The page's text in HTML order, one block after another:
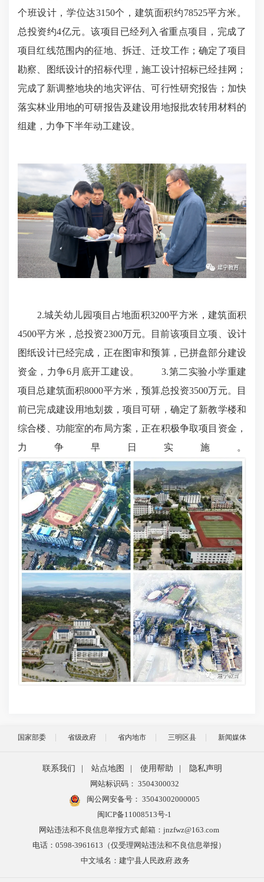
个班设计，学位达3150个，建筑面积约78525平方米。
总投资约4亿元。该项目已经列入省重点项目，完成了
项目红线范围内的征地、拆迁、迁坟工作；确定了项目
勘察、图纸设计的招标代理，施工设计招标已经挂网；
完成了新调整地块的地灾评估、可行性研究报告；加快
落实林业用地的可研报告及建设用地报批农转用材料的
组建，力争下半年动工建设。
2.城关幼儿园项目占地面积3200平方米，建筑面积
4500平方米，总投资2300万元。目前该项目立项、设计
图纸设计已经完成，正在图审和预算，已拼盘部分建设
资金，力争6月底开工建设。 3.第二实验小学重建
项目总建筑面积8000平方米，预算总投资3500万元。目
前已完成建设用地划拨，项目可研，确定了新教学楼和
综合楼、功能室的布局方案，正在积极争取项目资金，
力争早日实施。
国家部委 省级政府 省内地市 三明区县 新闻媒体
联系我们 站点地图 使用帮助
隐私声明
网站标识码： 3504300032
闽公网安备号： 35043002000005
闽ICP备11008513号-1
网站违法和不良信息举报方式 邮箱：jnzfwz@163.com
电话：0598-3961613（仅受理网站违法和不良信息举报）
中文域名：建宁县人民政府.政务